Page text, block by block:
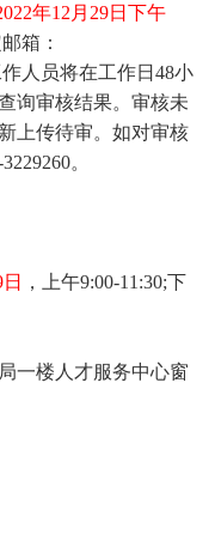
年12月29日下午
箱：
人员将在工作日48小
询审核结果。审核未
上传待审。如对审核
。
，上午9:00-11:30;下
一楼人才服务中心窗